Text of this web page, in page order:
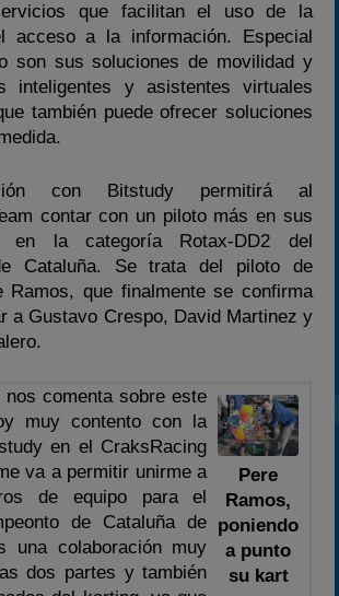
que facilitan el uso de la
acceso a la información. Especial
son sus soluciones de movilidad y
inteligentes y asistentes virtuales
también puede ofrecer soluciones
con Bitstudy permitirá al
contar con un piloto más en sus
en la categoría Rotax-DD2 del
Cataluña. Se trata del piloto de
Ramos, que finalmente se confirma
a Gustavo Crespo, David Martinez y
comenta sobre este
muy contento con la
en el CraksRacing
va a permitir unirme a
de equipo para el
de Cataluña de
una colaboración muy
dos partes y también
Pere
Ramos,
poniendo
a punto
su kart